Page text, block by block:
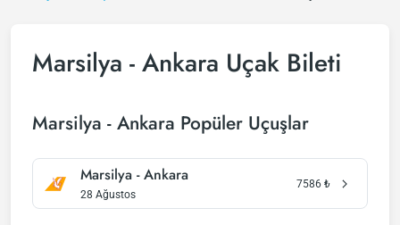
Marsilya - Ankara Uçak Bileti
Marsilya - Ankara Popüler Uçuşlar
Marsilya - Ankara
28 Ağustos
7586 ₺